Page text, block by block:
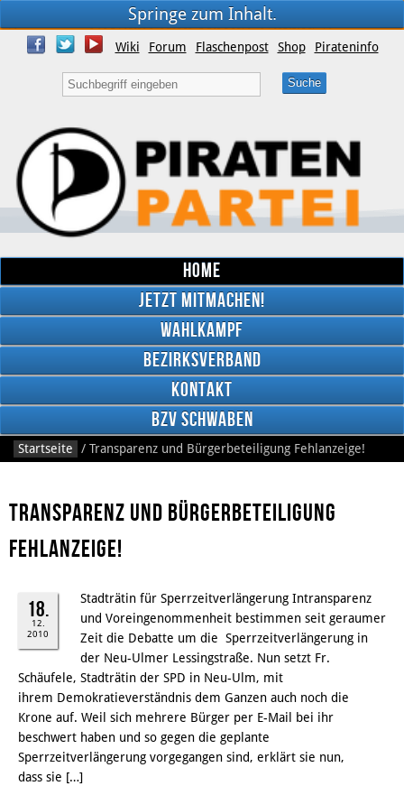
Springe zum Inhalt.
Facebook
Wiki Forum Flaschenpost Shop Pirateninfo
Home
Jetzt mitmachen!
Wahlkampf
Bezirksverband
Kontakt
BzV Schwaben
Startseite / Transparenz und Bürgerbeteiligung Fehlanzeige!
Transparenz und Bürgerbeteiligung
Fehlanzeige!
18.
12.
2010
Stadträtin für Sperrzeitverlängerung Intransparenz
und Voreingenommenheit bestimmen seit geraumer
Zeit die Debatte um die Sperrzeitverlängerung in
der Neu-Ulmer Lessingstraße. Nun setzt Fr.
Schäufele, Stadträtin der SPD in Neu-Ulm, mit
ihrem Demokratieverständnis dem Ganzen auch noch die
Krone auf. Weil sich mehrere Bürger per E-Mail bei ihr
beschwert haben und so gegen die geplante
Sperrzeitverlängerung vorgegangen sind, erklärt sie nun,
dass sie […]